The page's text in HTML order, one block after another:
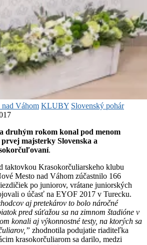
Váhom KLUBY Slovenský pohár
druhým rokom konal pod menom
majsterky Slovenska a
.
taktovkou Krasokorčuliarskeho klubu
Mesto nad Váhom zúčastnilo 166
po juniorov, vrátane juniorských
o účasť na EYOF 2017 v Turecku.
aj pretekárov to bolo náročné
pred súťažou sa na zimnom štadióne v
konali aj výkonnostné testy, na ktorých sa
zhodnotila podujatie riaditeľka
krasokorčuliarom sa darilo, medzi